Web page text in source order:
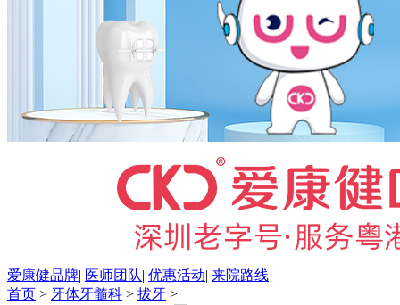
爱康健品牌| 医师团队| 优惠活动| 来院路线
首页 > 牙体牙髓科 > 拔牙 >